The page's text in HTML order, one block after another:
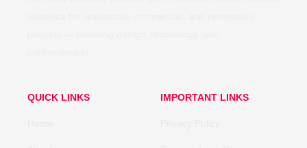
QUICK LINKS IMPORTANT LINKS